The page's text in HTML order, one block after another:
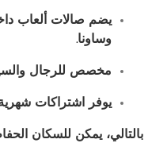
يضم صالات ألعاب
وساونا.
مخصص للرجال
يوفر اشتراكات
بالتالي، يمكن للسكان